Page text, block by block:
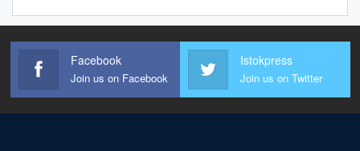
Facebook
Join us on Facebook
Istokpress
Join us on Twitter